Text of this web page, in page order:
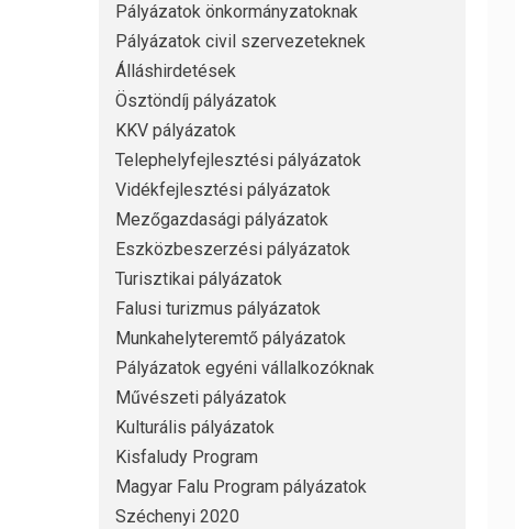
Pályázatok önkormányzatoknak
Pályázatok civil szervezeteknek
Álláshirdetések
Ösztöndíj pályázatok
KKV pályázatok
Telephelyfejlesztési pályázatok
Vidékfejlesztési pályázatok
Mezőgazdasági pályázatok
Eszközbeszerzési pályázatok
Turisztikai pályázatok
Falusi turizmus pályázatok
Munkahelyteremtő pályázatok
Pályázatok egyéni vállalkozóknak
Művészeti pályázatok
Kulturális pályázatok
Kisfaludy Program
Magyar Falu Program pályázatok
Széchenyi 2020